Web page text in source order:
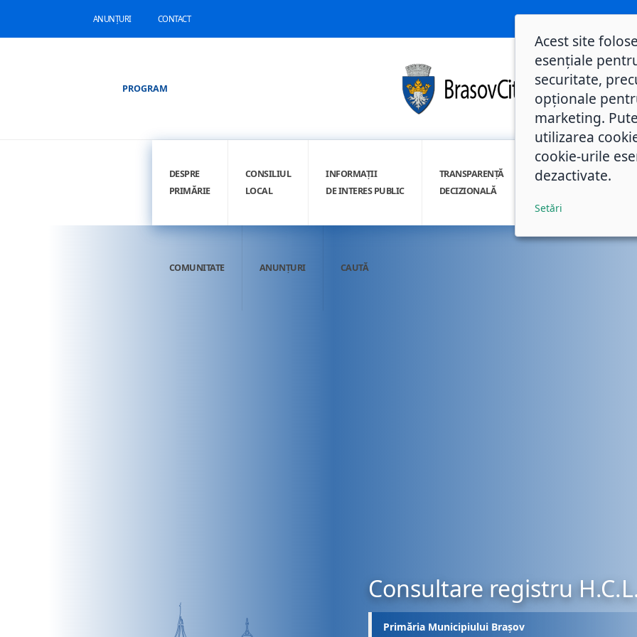
ANUNȚURI CONTACT
PROGRAM
DESPRE
PRIMĂRIE
CONSILIUL
LOCAL
INFORMAȚII
DE INTERES PUBLIC
TRANSPARENȚĂ
DECIZIONALĂ
INTEGRITATE
COMUNITATE ANUNȚURI CAUTĂ
Consultare registru
Primăria Municipiului Brașov
Acest site
esențiale
securitate,
opționale
marketing.
utilizarea
cookie-urile
dezactivate.
Setări